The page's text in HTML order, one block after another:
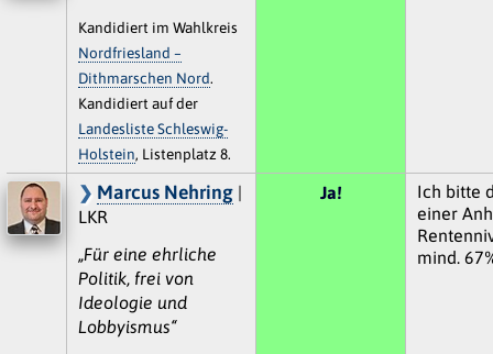
Kandidiert im Wahlkreis
Nordfriesland –
Dithmarschen Nord.
Kandidiert auf der
Landesliste Schleswig-
Holstein, Listenplatz 8.
Marcus Nehring|
LKR
„Für eine ehrliche
Politik, frei von
Ideologie und
Lobbyismus“
Ja!
Ich bitte
einer
mind.